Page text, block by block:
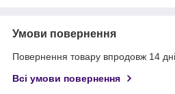
Умови повернення
Повернення товару впродовж 14
Всі умови повернення